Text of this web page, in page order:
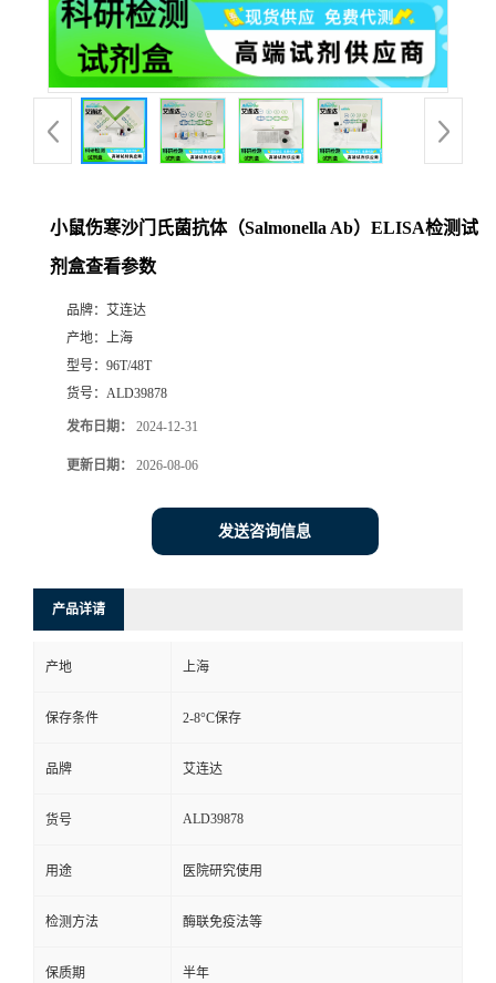
小鼠伤寒沙门氏菌抗体（Salmonella Ab）ELISA检测试
剂盒查看参数
品牌： 艾连达
产地： 上海
型号： 96T/48T
货号： ALD39878
发布日期： 2024-12-31
更新日期： 2026-08-06
发送咨询信息
产品详请
产地 上海
保存条件 2-8°C保存
品牌 艾连达
货号 ALD39878
用途 医院研究使用
检测方法 酶联免疫法等
保质期 半年